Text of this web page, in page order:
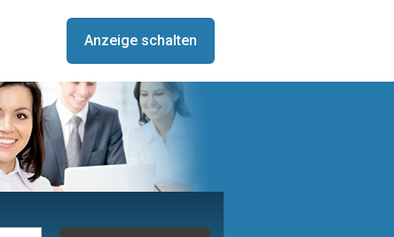
Anzeige schalten